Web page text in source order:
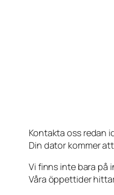
Kontakta oss redan
Din dator kommer
Vi finns inte bara på
Våra öppettider